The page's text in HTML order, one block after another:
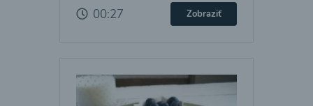
00:27 Zobraziť